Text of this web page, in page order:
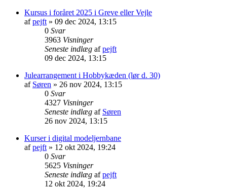
Kursus i foråret 2025 i Greve eller Vejle
afpejft » 09 dec 2024, 13:15
0 Svar
3963 Visninger
Seneste indlæg afpejft
09 dec 2024, 13:15
Julearrangement i Hobbykæden (lør d. 30)
af Søren » 26 nov 2024, 13:15
0 Svar
4327 Visninger
Seneste indlæg af Søren
26 nov 2024, 13:15
Kurser i digital modeljernbane
afpejft » 12 okt 2024, 19:24
0 Svar
5625 Visninger
Seneste indlæg afpejft
12 okt 2024, 19:24